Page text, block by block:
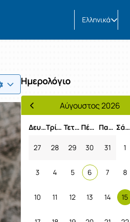
Ελληνικά
Ημερολόγιο
Προηγούμενος Μήνας
Αύγουστος 2026
Δευτέρα
Τρίτη Τετάρτη Πέμπτη Παρασκευή Σάββατο
27 28 29 30 31 1
3 4 5 6 7 8
10 11 12 13 14 15